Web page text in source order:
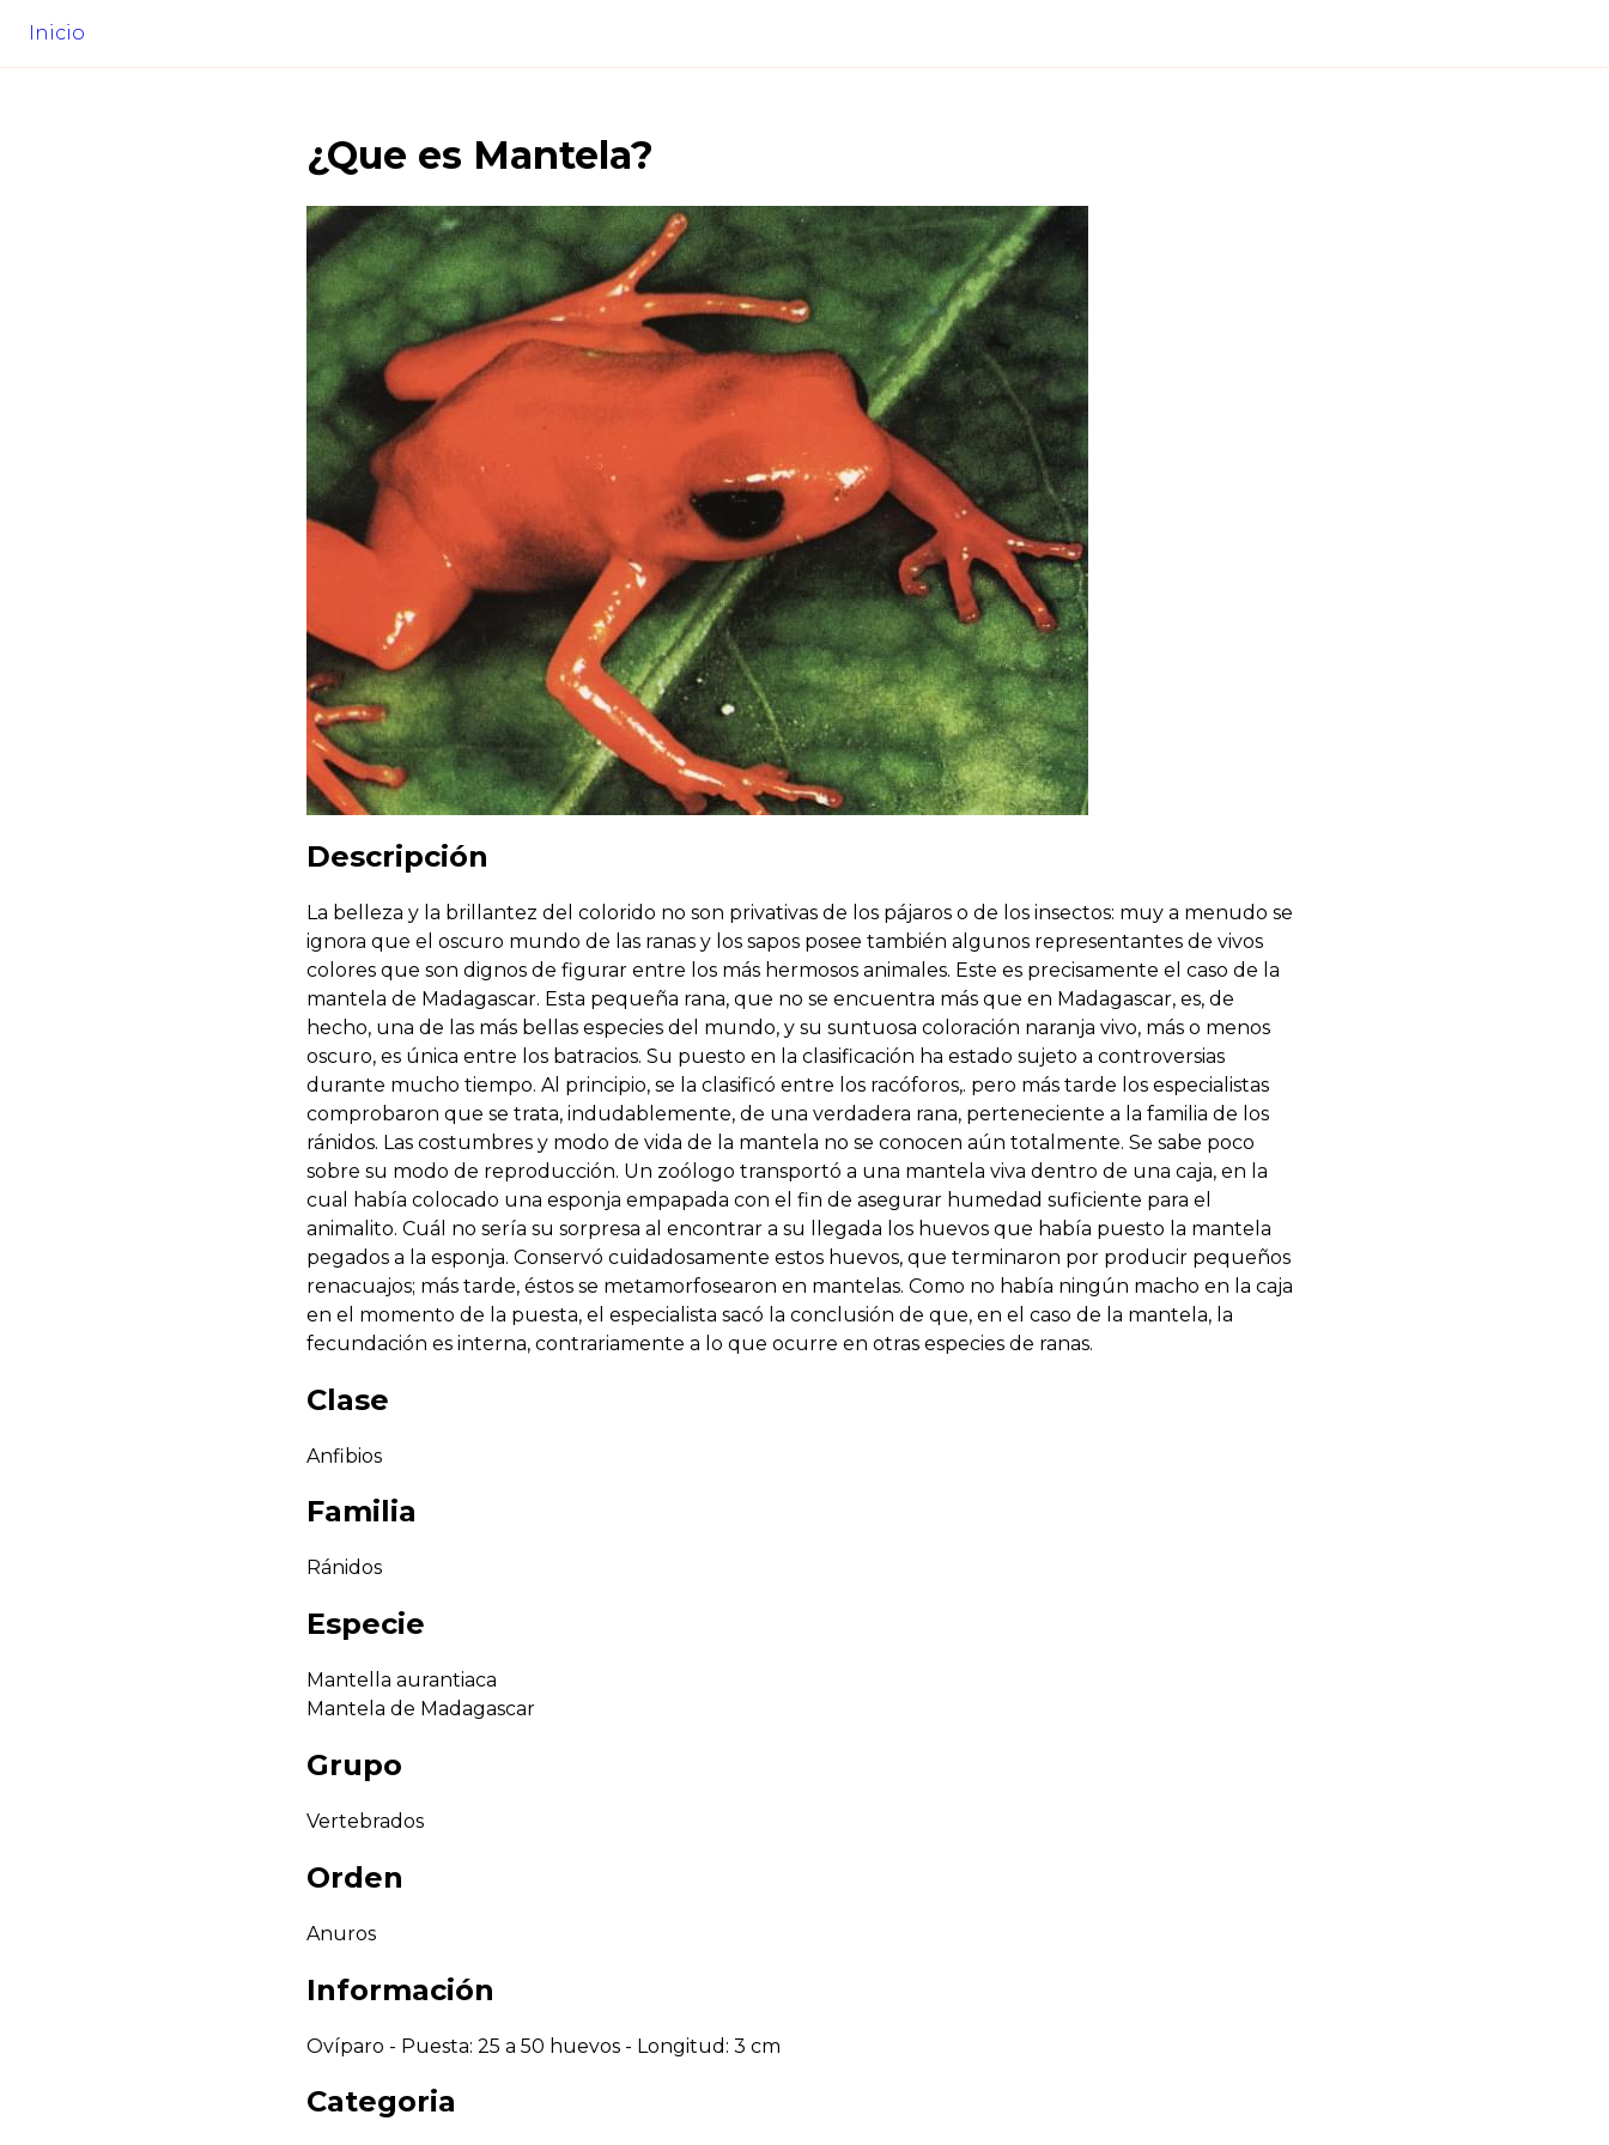
Inicio
¿Que es Mantela?
Descripción
La belleza y la brillantez del colorido no son privativas de los pájaros o de los insectos: muy a menudo se
ignora que el oscuro mundo de las ranas y los sapos posee también algunos representantes de vivos
colores que son dignos de figurar entre los más hermosos animales. Este es precisamente el caso de la
mantela de Madagascar. Esta pequeña rana, que no se encuentra más que en Madagascar, es, de
hecho, una de las más bellas especies del mundo, y su suntuosa coloración naranja vivo, más o menos
oscuro, es única entre los batracios. Su puesto en la clasificación ha estado sujeto a controversias
durante mucho tiempo. Al principio, se la clasificó entre los racóforos,. pero más tarde los especialistas
comprobaron que se trata, indudablemente, de una verdadera rana, perteneciente a la familia de los
ránidos. Las costumbres y modo de vida de la mantela no se conocen aún totalmente. Se sabe poco
sobre su modo de reproducción. Un zoólogo transportó a una mantela viva dentro de una caja, en la
cual había colocado una esponja empapada con el fin de asegurar humedad suficiente para el
animalito. Cuál no sería su sorpresa al encontrar a su llegada los huevos que había puesto la mantela
pegados a la esponja. Conservó cuidadosamente estos huevos, que terminaron por producir pequeños
renacuajos; más tarde, éstos se metamorfosearon en mantelas. Como no había ningún macho en la caja
en el momento de la puesta, el especialista sacó la conclusión de que, en el caso de la mantela, la
fecundación es interna, contrariamente a lo que ocurre en otras especies de ranas.
Clase
Anfibios
Familia
Ránidos
Especie
Mantella aurantiaca
Mantela de Madagascar
Grupo
Vertebrados
Orden
Anuros
Información
Ovíparo - Puesta: 25 a 50 huevos - Longitud: 3 cm
Categoria